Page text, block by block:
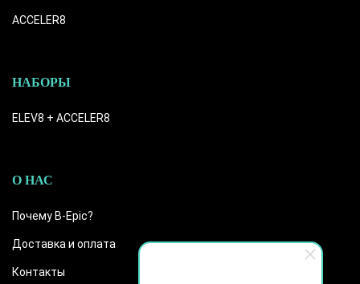
ACCELER8
НАБОРЫ
ELEV8 + ACCELER8
О НАС
Почему B-Epic?
Доставка и оплата
Контакты